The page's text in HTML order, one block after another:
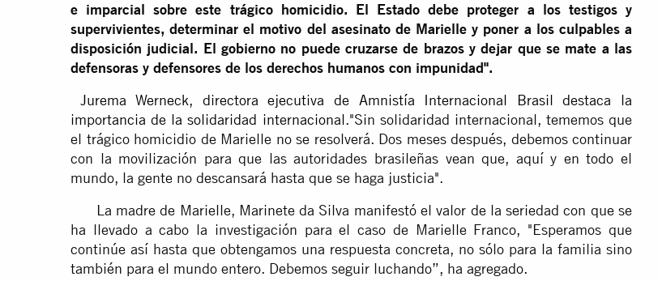
e imparcial sobre este trágico homicidio. El Estado debe proteger a los testigos y
supervivientes, determinar el motivo del asesinato de Marielle y poner a los culpables a
disposición judicial. El gobierno no puede cruzarse de brazos y dejar que se mate a las
defensoras y defensores de los derechos humanos con impunidad".
Jurema Werneck, directora ejecutiva de Amnistía Internacional Brasil destaca la
importancia de la solidaridad internacional."Sin solidaridad internacional, tememos que
el trágico homicidio de Marielle no se resolverá. Dos meses después, debemos continuar
con la movilización para que las autoridades brasileñas vean que, aquí y en todo el
mundo, la gente no descansará hasta que se haga justicia".
La madre de Marielle, Marinete da Silva manifestó el valor de la seriedad con que se
ha llevado a cabo la investigación para el caso de Marielle Franco, "Esperamos que
continúe así hasta que obtengamos una respuesta concreta, no sólo para la familia sino
también para el mundo entero. Debemos seguir luchando”, ha agregado.